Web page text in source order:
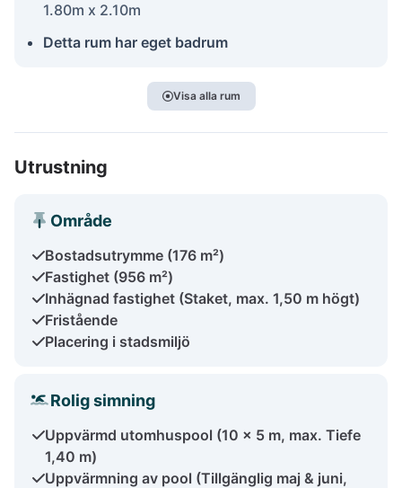
1.80m x 2.10m
Detta rum har eget badrum
Visa alla rum
Utrustning
Område
Bostadsutrymme (176 m²)
Fastighet (956 m²)
Inhägnad fastighet (Staket, max. 1,50 m högt)
Fristående
Placering i stadsmiljö
Rolig simning
Uppvärmd utomhuspool (10 x 5 m, max. Tiefe
1,40 m)
Uppvärmning av pool (Tillgänglig maj & juni,